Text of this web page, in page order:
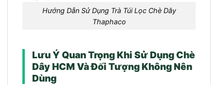
Hướng Dẫn Sử Dụng Trà Túi Lọc Chè Dây
Thaphaco
Lưu Ý Quan Trọng Khi Sử Dụng Chè
Dây HCM Và Đối Tượng Không Nên
Dùng